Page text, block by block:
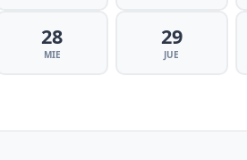
28
MIE
29
JUE